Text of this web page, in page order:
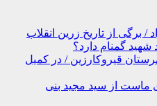
برگی از تاریخ زرین انقلاب
گمنام دارد؟
شهرستان قیروکارزین / در کمیل
ماست از سید مجید بنی